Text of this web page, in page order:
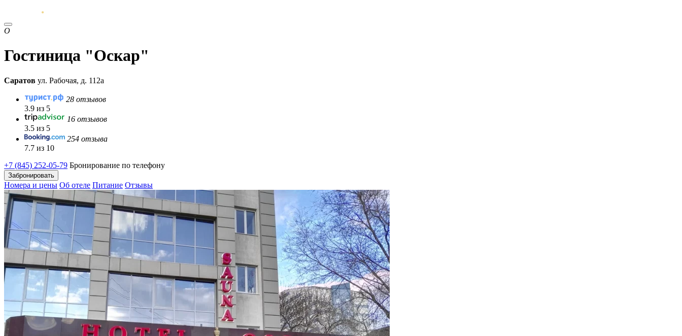
О
Гостиница "Оскар"
Саратов ул. Рабочая, д. 112а
28 отзывов
3.9 из 5
16 отзывов
3.5 из 5
254 отзыва
7.7 из 10
+7 (845) 252-05-79 Бронирование по телефону
Забронировать
Номера и цены Об отеле Питание Отзывы